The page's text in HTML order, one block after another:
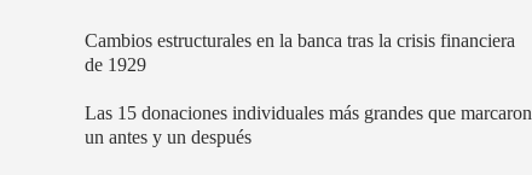
Cambios estructurales en la banca tras la crisis financiera
de 1929
Las 15 donaciones individuales más grandes que marcaron
un antes y un después